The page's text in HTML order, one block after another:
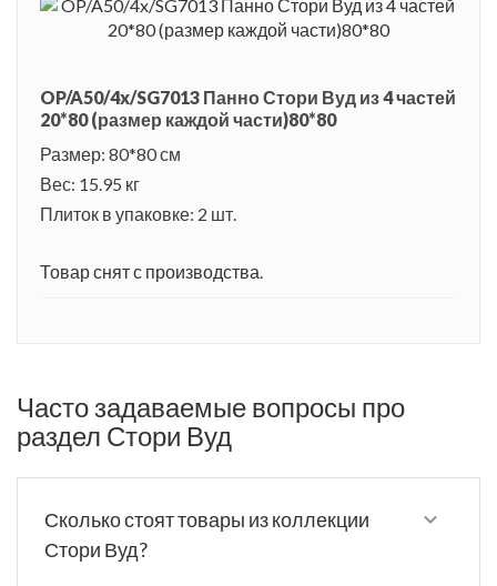
атрибут стиля кантри и прованса. Оно подчеркивает
OP/A50/4x/SG7013 Панно Стори Вуд из 4 частей
20*80 (размер каждой части)80*80
Размер: 80*80 см
Вес: 15.95 кг
Плиток в упаковке: 2 шт.
Товар снят с производства.
Часто задаваемые вопросы про
раздел Стори Вуд
Сколько стоят товары из коллекции
Стори Вуд?